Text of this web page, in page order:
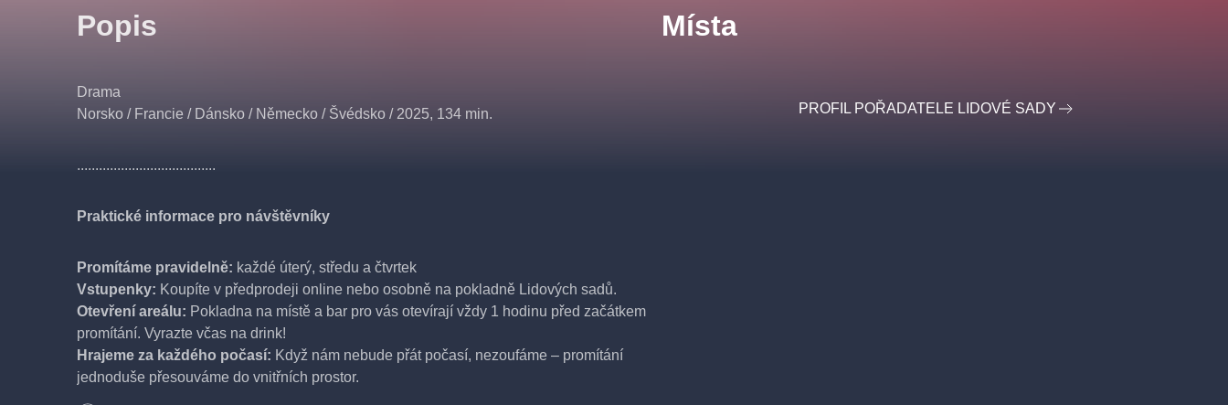
Popis
Drama
Norsko / Francie / Dánsko / Německo / Švédsko / 2025, 134 min.
......................................
Praktické informace pro návštěvníky
Promítáme pravidelně: každé úterý, středu a čtvrtek
Vstupenky: Koupíte v předprodeji online nebo osobně na pokladně Lidových sadů.
Otevření areálu: Pokladna na místě a bar pro vás otevírají vždy 1 hodinu před začátkem
promítání. Vyrazte včas na drink!
Hrajeme za každého počasí: Když nám nebude přát počasí, nezoufáme – promítání
jednoduše přesouváme do vnitřních prostor.
Místa
PROFIL POŘADATELE LIDOVÉ SADY